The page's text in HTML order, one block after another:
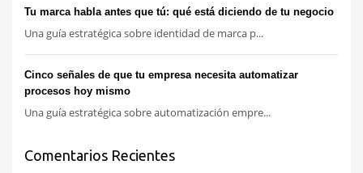
Tu marca habla antes que tú: qué está diciendo de tu negocio
Una guía estratégica sobre identidad de marca p...
Cinco señales de que tu empresa necesita automatizar
procesos hoy mismo
Una guía estratégica sobre automatización empre...
Comentarios Recientes